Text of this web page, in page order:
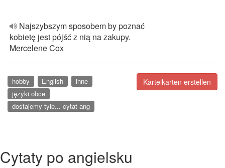
Najszybszym sposobem by poznać
kobietę jest pójść z nią na zakupy.
Mercelene Cox
Karteikarten erstellen
hobby English
inne
języki obce
dostajemy tyle... cytat ang
Cytaty po angielsku